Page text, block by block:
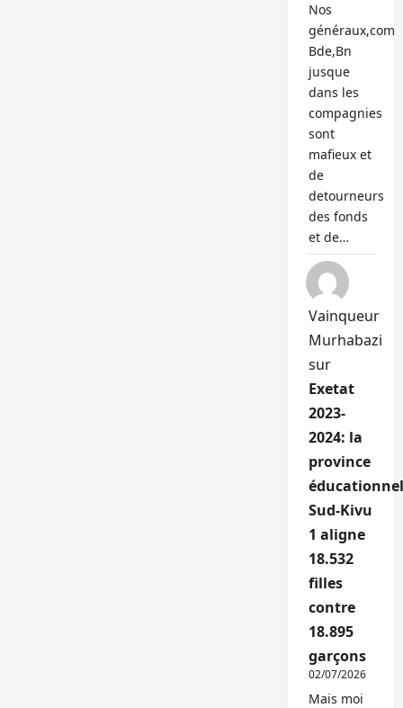
Nos
généraux,com
Bde,Bn
jusque
dans les
compagnies
sont
mafieux et
de
detourneurs
des fonds
et de…
Vainqueur
Murhabazi
sur
Exetat
2023-
2024: la
province
Sud-Kivu
1 aligne
18.532
filles
contre
18.895
garçons
02/07/2026
Mais moi